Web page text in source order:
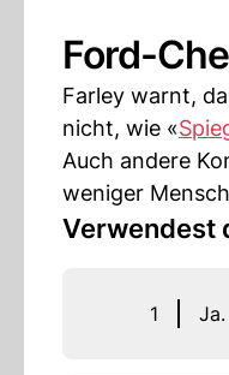
Ford-
Farley warnt,
nicht, wie «
Auch andere
weniger
Verwendest
1 Ja.